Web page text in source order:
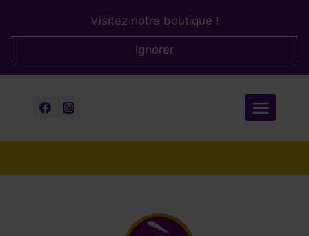
Visitez notre boutique !
Ignorer